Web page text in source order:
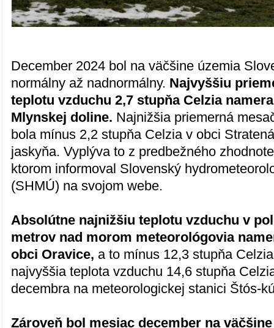
December 2024 bol na väčšine územia
normálny až nadnormálny. Najvyššiu
teplotu vzduchu 2,7 stupňa Celzia
Mlynskej doline. Najnižšia priemerná
bola mínus 2,2 stupňa Celzia v obci
jaskyňa. Vyplýva to z predbežného
ktorom informoval Slovenský
(SHMÚ) na svojom webe.
Absolútne najnižšiu teplotu vzduchu v
metrov nad morom meteorológovia
obci Oravice, a to mínus 12,3 stupňa
najvyššia teplota vzduchu 14,6 stupňa
decembra na meteorologickej stanici Štós-
Zároveň bol mesiac december na